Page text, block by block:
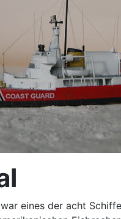
war eines der acht